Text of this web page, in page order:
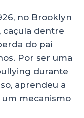
no Brooklyn
caçula dentre
do pai
Por ser uma
durante
aprendeu a
um mecanismo